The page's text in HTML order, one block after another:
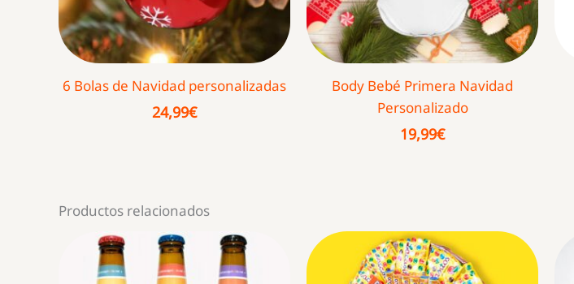
6 Bolas de Navidad personalizadas
24,99€
Body Bebé Primera Navidad
Personalizado
19,99€
Productos relacionados